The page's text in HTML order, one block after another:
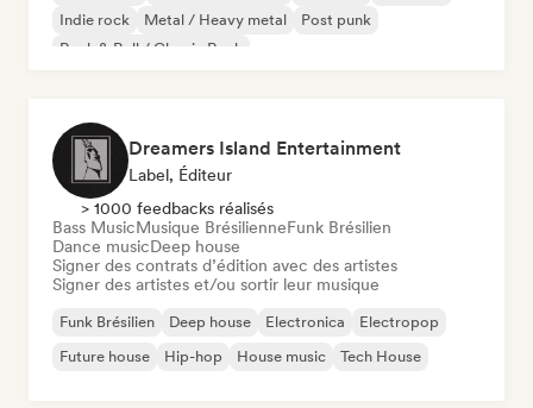
Indie rock Metal / Heavy metal
Post punk
Rock & Roll / Classic Rock
Dreamers Island Entertainment
Label, Éditeur
> 1000 feedbacks réalisés
Bass MusicMusique BrésilienneFunk Brésilien
Dance musicDeep house
Signer des contrats d’édition avec des artistes
Signer des artistes et/ou sortir leur musique
Funk Brésilien Deep house Electronica
Electropop
Future house
Hip-hop House music Tech House